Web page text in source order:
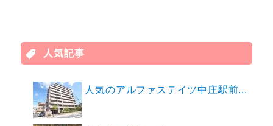
人気記事
人気のアルファステイツ中庄駅前...